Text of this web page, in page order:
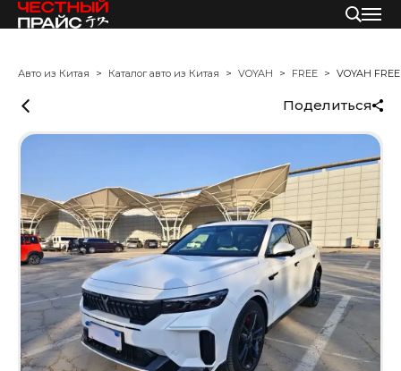
Авто из Китая Каталог авто из Китая VOYAH FREE VOYAH FREE
Поделиться